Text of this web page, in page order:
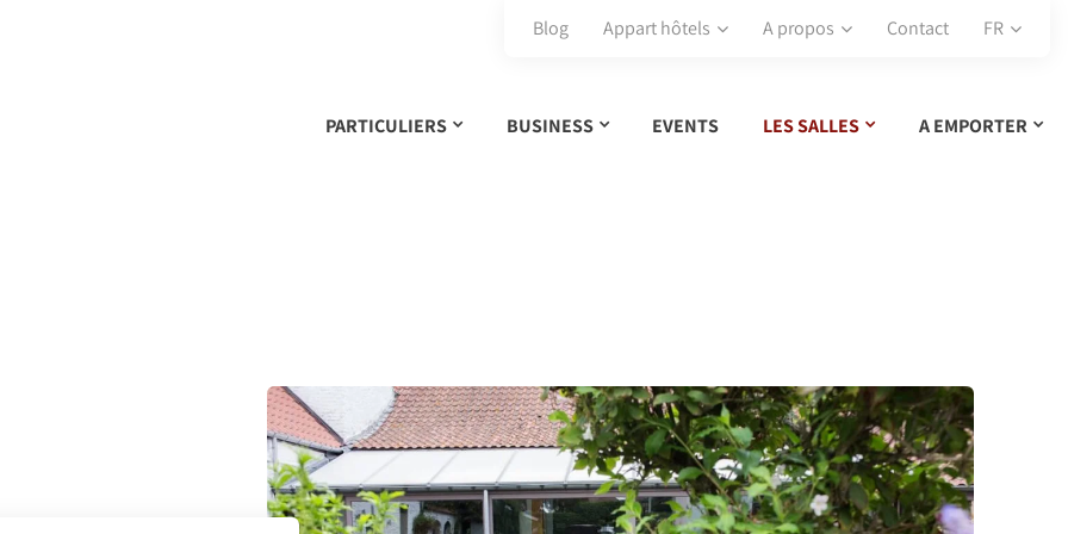
Blog Appart hôtels A propos Contact FR
PARTICULIERS BUSINESS EVENTS LES SALLES A EMPORTER